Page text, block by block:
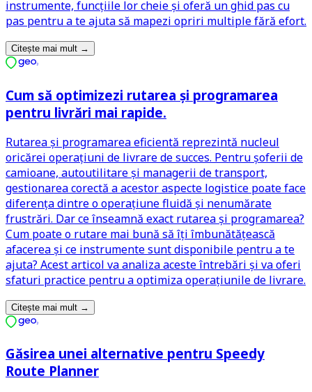
instrumente, funcțiile lor cheie și oferă un ghid pas cu
pas pentru a te ajuta să mapezi opriri multiple fără efort.
Citește mai mult →
Cum să optimizezi rutarea și programarea
pentru livrări mai rapide.
Rutarea și programarea eficientă reprezintă nucleul
oricărei operațiuni de livrare de succes. Pentru șoferii de
camioane, autoutilitare și managerii de transport,
gestionarea corectă a acestor aspecte logistice poate face
diferența dintre o operațiune fluidă și nenumărate
frustrări. Dar ce înseamnă exact rutarea și programarea?
Cum poate o rutare mai bună să îți îmbunătățească
afacerea și ce instrumente sunt disponibile pentru a te
ajuta? Acest articol va analiza aceste întrebări și va oferi
sfaturi practice pentru a optimiza operațiunile de livrare.
Citește mai mult →
Găsirea unei alternative pentru Speedy
Route Planner